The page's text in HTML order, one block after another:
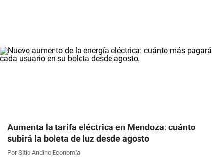
Aumenta la tarifa eléctrica en Mendoza: cuánto
subirá la boleta de luz desde agosto
Por Sitio Andino Economía